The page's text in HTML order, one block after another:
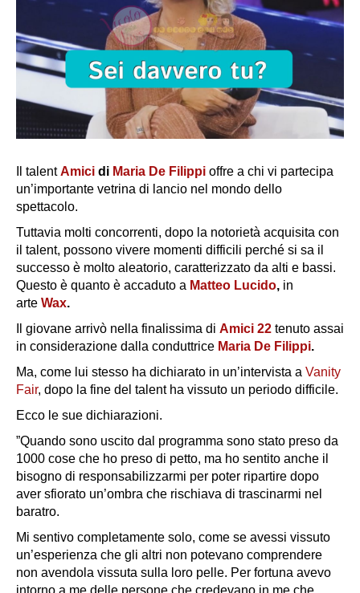
Il talentAmici di Maria De Filippi offre a chi vi partecipa
un’importante vetrina di lancio nel mondo dello
spettacolo.
Tuttavia molti concorrenti, dopo la notorietà acquisita con
il talent, possono vivere momenti difficili perché si sa il
successo è molto aleatorio, caratterizzato da alti e bassi.
Questo è quanto è accaduto a Matteo Lucido, in
arte Wax.
Il giovane arrivò nella finalissima di Amici 22 tenuto assai
in considerazione dalla conduttrice Maria De Filippi.
Ma, come lui stesso ha dichiarato in un’intervista a Vanity
Fair, dopo la fine del talent ha vissuto un periodo difficile.
Ecco le sue dichiarazioni.
”Quando sono uscito dal programma sono stato preso da
1000 cose che ho preso di petto, ma ho sentito anche il
bisogno di responsabilizzarmi per poter ripartire dopo
aver sfiorato un’ombra che rischiava di trascinarmi nel
baratro.
Mi sentivo completamente solo, come se avessi vissuto
un’esperienza che gli altri non potevano comprendere
non avendola vissuta sulla loro pelle. Per fortuna avevo